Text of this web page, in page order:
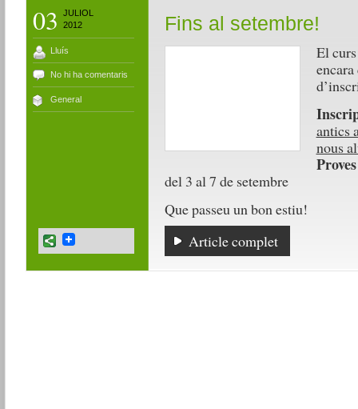
03
JULIOL
2012
Lluís
No hi ha comentaris
General
Fins al setembre!
El
antics
nous
del 3 al 7 de setembre
Que passeu un bon estiu!
Article complet